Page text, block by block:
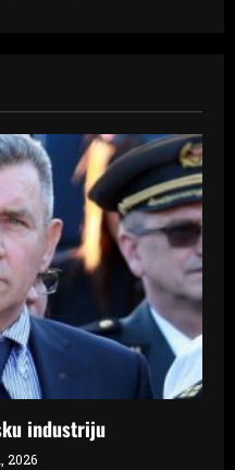
industriju
2026